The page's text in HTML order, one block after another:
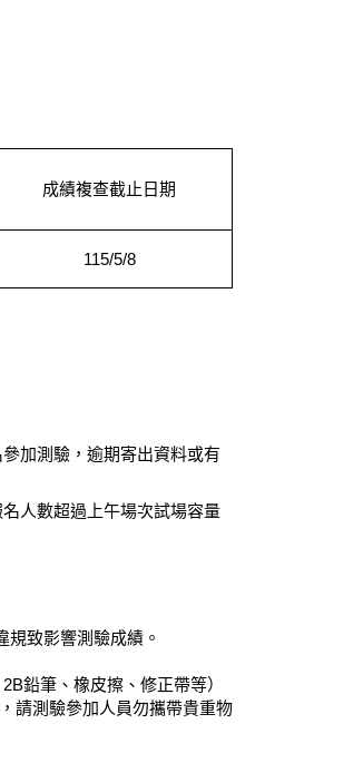
成績複查截止日期
115/5/8
加測驗，逾期寄出資料或有
人數超過上午場次試場容量
致影響測驗成績。
鉛筆、橡皮擦、修正帶等）
請測驗參加人員勿攜帶貴重物